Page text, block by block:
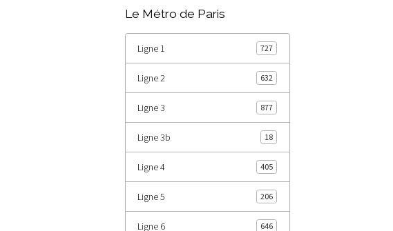
Le Métro de Paris
Ligne 1 727
Ligne 2 632
Ligne 3 877
Ligne 3b 18
Ligne 4 405
Ligne 5 206
Ligne 6 646